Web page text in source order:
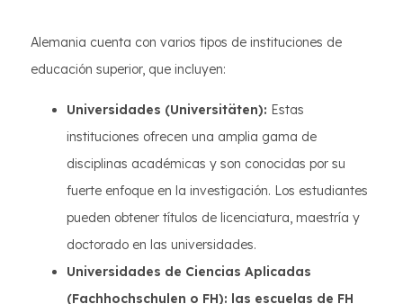
Alemania cuenta con varios tipos de instituciones de
educación superior, que incluyen:
Universidades (Universitäten): Estas
instituciones ofrecen una amplia gama de
disciplinas académicas y son conocidas por su
fuerte enfoque en la investigación. Los estudiantes
pueden obtener títulos de licenciatura, maestría y
doctorado en las universidades.
Universidades de Ciencias Aplicadas
(Fachhochschulen o FH): las escuelas de FH